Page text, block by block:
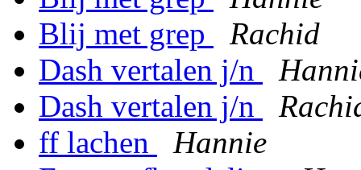
Blij met grep
Rachid
Dash vertalen j/n
Dash vertalen j/n
ff lachen
Hannie